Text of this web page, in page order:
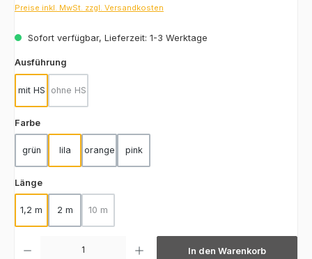
Preise inkl. MwSt. zzgl. Versandkosten
Sofort verfügbar, Lieferzeit: 1-3 Werktage
Ausführung
mit HS ohne HS
(Diese Option ist zurzeit nicht verfügbar.)
Farbeauswählen
grün lila orange pink
Längeauswählen
1,2 m 2 m 10 m
(Diese Option ist zurzeit nicht verfügbar.)
In den Warenkorb